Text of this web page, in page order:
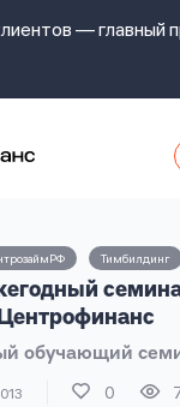
— главный
Тимбилдинг
Центрофинанс
обучающий
0